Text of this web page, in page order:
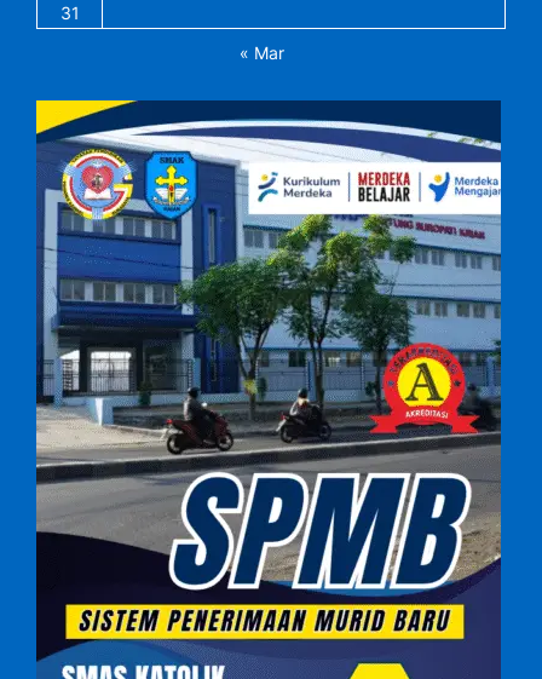
31
« Mar